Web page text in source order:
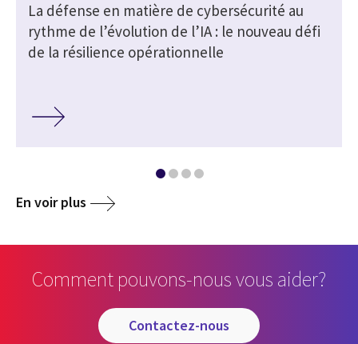
La défense en matière de cybersécurité au
rythme de l’évolution de l’IA : le nouveau défi
de la résilience opérationnelle
En voir plus
Comment pouvons-nous vous aider?
contactez-nous